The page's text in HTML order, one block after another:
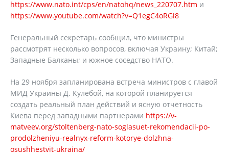
https://www.nato.int/cps/en/natohq/news_220707.htm и
https://www.youtube.com/watch?v=Q1egC4oRGi8
Генеральный секретарь сообщил, что министры
рассмотрят несколько вопросов, включая Украину; Китай;
Западные Балканы; и южное соседство НАТО.
На 29 ноября запланирована встреча министров с главой
МИД Украины Д. Кулебой, на которой планируется
создать реальный план действий и ясную отчетность
Киева перед западными партнерами https://v-
matveev.org/stoltenberg-nato-soglasuet-rekomendacii-po-
prodolzheniyu-realnyx-reform-kotorye-dolzhna-
osushhestvit-ukraina/